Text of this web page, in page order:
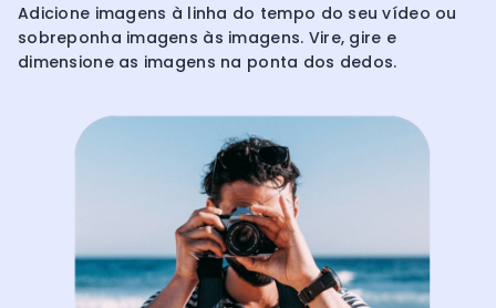
Adicione imagens à linha do tempo do seu vídeo ou
sobreponha imagens às imagens. Vire, gire e
dimensione as imagens na ponta dos dedos.